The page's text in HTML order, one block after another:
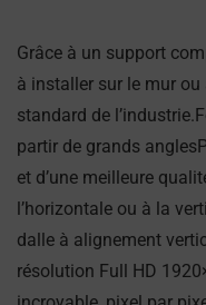
Grâce à un support
à installer sur le mur
standard de
partir de grands
et d’une meilleure
l’horizontale ou à la
dalle à alignement
résolution Full HD